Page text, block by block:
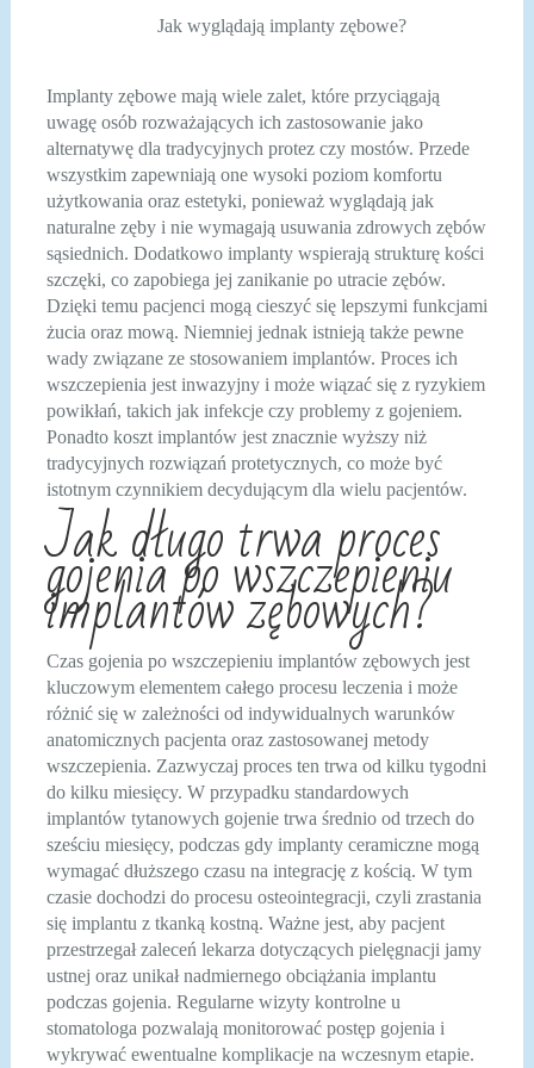
Jak wyglądają implanty zębowe?
Implanty zębowe mają wiele zalet, które przyciągają
uwagę osób rozważających ich zastosowanie jako
alternatywę dla tradycyjnych protez czy mostów. Przede
wszystkim zapewniają one wysoki poziom komfortu
użytkowania oraz estetyki, ponieważ wyglądają jak
naturalne zęby i nie wymagają usuwania zdrowych zębów
sąsiednich. Dodatkowo implanty wspierają strukturę kości
szczęki, co zapobiega jej zanikanie po utracie zębów.
Dzięki temu pacjenci mogą cieszyć się lepszymi funkcjami
żucia oraz mową. Niemniej jednak istnieją także pewne
wady związane ze stosowaniem implantów. Proces ich
wszczepienia jest inwazyjny i może wiązać się z ryzykiem
powikłań, takich jak infekcje czy problemy z gojeniem.
Ponadto koszt implantów jest znacznie wyższy niż
tradycyjnych rozwiązań protetycznych, co może być
istotnym czynnikiem decydującym dla wielu pacjentów.
Jak długo trwa proces
gojenia po wszczepieniu
implantów zębowych?
Czas gojenia po wszczepieniu implantów zębowych jest
kluczowym elementem całego procesu leczenia i może
różnić się w zależności od indywidualnych warunków
anatomicznych pacjenta oraz zastosowanej metody
wszczepienia. Zazwyczaj proces ten trwa od kilku tygodni
do kilku miesięcy. W przypadku standardowych
implantów tytanowych gojenie trwa średnio od trzech do
sześciu miesięcy, podczas gdy implanty ceramiczne mogą
wymagać dłuższego czasu na integrację z kością. W tym
czasie dochodzi do procesu osteointegracji, czyli zrastania
się implantu z tkanką kostną. Ważne jest, aby pacjent
przestrzegał zaleceń lekarza dotyczących pielęgnacji jamy
ustnej oraz unikał nadmiernego obciążania implantu
podczas gojenia. Regularne wizyty kontrolne u
stomatologa pozwalają monitorować postęp gojenia i
wykrywać ewentualne komplikacje na wczesnym etapie.